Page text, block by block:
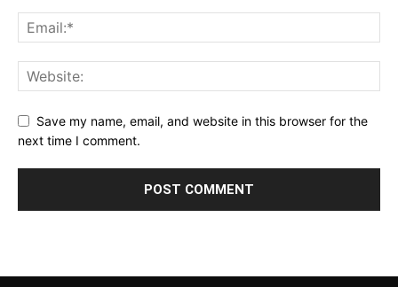
Save my name, email, and website in this browser for the
next time I comment.